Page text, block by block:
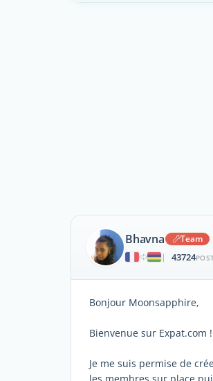
Bhavna
Team
|
43724
Bonjour Moonsapphire,
Bienvenue sur Expat.com !
Je me suis permise de